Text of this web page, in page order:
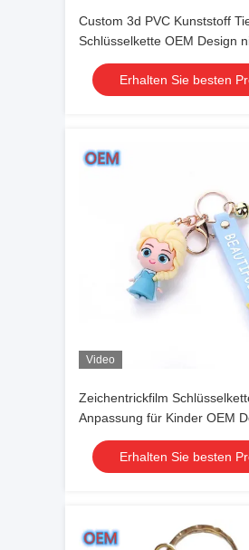
Custom 3d PVC Kunststoff
Schlüsselkette OEM Design
Kunststoff Schlüsselkette
Erhalten Sie besten
Video
Zeichentrickfilm
Anpassung für Kinder OEM
PVC Kunststoff
Erhalten Sie besten